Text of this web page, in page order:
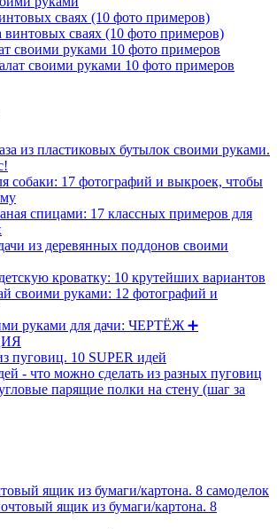
сваях (10 фото примеров)
своими руками 10 фото примеров
из пластиковых бутылок своими руками.
собаки: 17 фотографий и выкроек, чтобы
спицами: 17 классных примеров для
из деревянных поддонов своими
кроватку: 10 крутейших вариантов
своими руками: 12 фотографий и
руками для дачи: ЧЕРТЁЖ ➕
пуговиц. 10 SUPER идей
- что можно сделать из разных пуговиц
парящие полки на стену (шаг за
ящик из бумаги/картона. 8 самоделок